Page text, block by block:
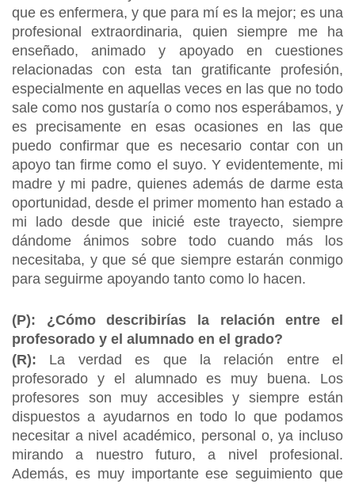
que es enfermera, y que para mí es la mejor; es una
profesional extraordinaria, quien siempre me ha
enseñado, animado y apoyado en cuestiones
relacionadas con esta tan gratificante profesión,
especialmente en aquellas veces en las que no todo
sale como nos gustaría o como nos esperábamos, y
es precisamente en esas ocasiones en las que
puedo confirmar que es necesario contar con un
apoyo tan firme como el suyo. Y evidentemente, mi
madre y mi padre, quienes además de darme esta
oportunidad, desde el primer momento han estado a
mi lado desde que inicié este trayecto, siempre
dándome ánimos sobre todo cuando más los
necesitaba, y que sé que siempre estarán conmigo
para seguirme apoyando tanto como lo hacen.
(P): ¿Cómo describirías la relación entre el
profesorado y el alumnado en el grado?
(R): La verdad es que la relación entre el
profesorado y el alumnado es muy buena. Los
profesores son muy accesibles y siempre están
dispuestos a ayudarnos en todo lo que podamos
necesitar a nivel académico, personal o, ya incluso
mirando a nuestro futuro, a nivel profesional.
Además, es muy importante ese seguimiento que